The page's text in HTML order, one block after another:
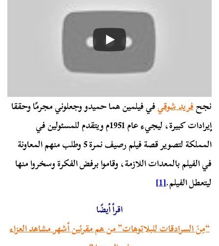
نجحفريد شوقيفي فيلمين هما حميدو وجعلوني مجرمًا وحققا
إيرادات كبيرة، ليجيء عام 1951م ويتقدم للمسئولين في
المملكة لتصوير قصة فيلم رصيف نمرة 5 وطلب منهم المعاونة
في الفيلم بالمعدات اللازمة، وقاموا برفض الفكرة وسخروا منها
ليتعطل الفيلم.[1]
اقرأ أيضًا
“مِنَ السرادقات للبلاتوهات” من هم مقرئين أشهر مشاهد العزاء